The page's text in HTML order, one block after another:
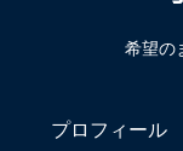
希望の
プロフィール